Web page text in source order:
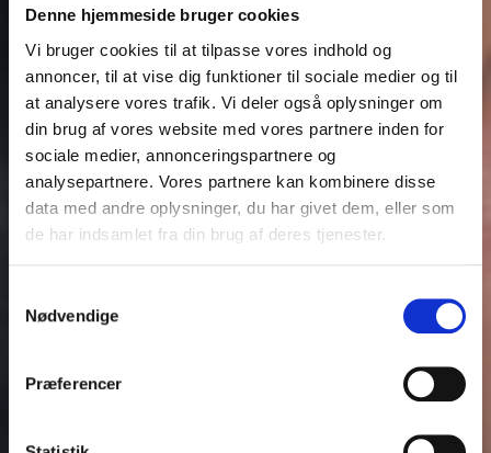
Denne hjemmeside bruger cookies
Vi bruger cookies til at tilpasse vores indhold og
annoncer, til at vise dig funktioner til sociale medier og til
at analysere vores trafik. Vi deler også oplysninger om
din brug af vores website med vores partnere inden for
sociale medier, annonceringspartnere og
analysepartnere. Vores partnere kan kombinere disse
data med andre oplysninger, du har givet dem, eller som
de har indsamlet fra din brug af deres tjenester.
Nødvendige
Præferencer